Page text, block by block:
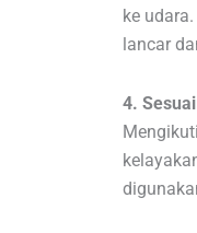
ke
lancar
4.